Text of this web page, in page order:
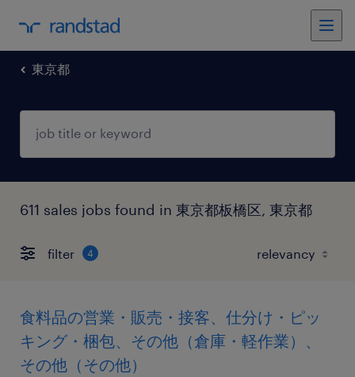
東京都
611 sales jobs found in 東京都板橋区, 東京都
filter 4
食料品の営業・販売・接客、仕分け・ピッ
キング・梱包、その他（倉庫・軽作業）、
その他（その他）